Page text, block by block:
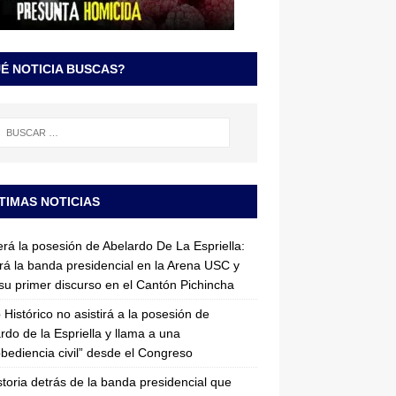
NOTICIA BUSCAS?
NOTICIAS
la posesión de Abelardo De La Espriella:
la banda presidencial en la Arena USC y
primer discurso en el Cantón Pichincha
Histórico no asistirá a la posesión de
de la Espriella y llama a una
civil” desde el Congreso
detrás de la banda presidencial que